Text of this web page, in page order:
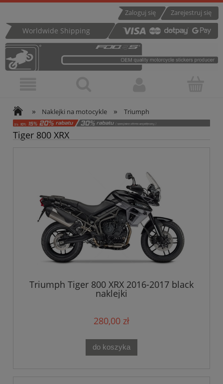
Zarejestruj się
Zaloguj się
Worldwide Shipping
» Naklejki na motocykle » Triumph
Tiger 800 XRX
Triumph Tiger 800 XRX 2016-2017 black
naklejki
280,00 zł
do koszyka